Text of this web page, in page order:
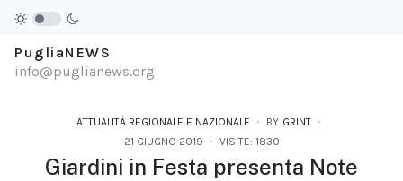
PugliaNEWS
info@puglianews.org
ATTUALITÀ REGIONALE E NAZIONALE BY GRINT
21 GIUGNO 2019
VISITE: 1830
Giardini in Festa presenta Note